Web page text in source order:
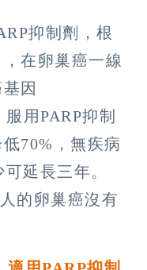
抑制劑，根
在卵巢癌一線
因
用PARP抑制
70%，無疾病
延長三年。
的卵巢癌沒有